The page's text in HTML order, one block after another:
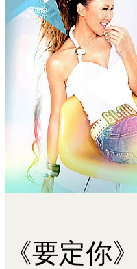
《要定你》